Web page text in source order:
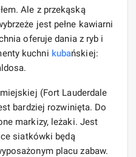
Ale z przekąską
jest pełne kawiarni
oferuje dania z ryb i
kuchni kubańskiej:
(Fort Lauderdale
bardziej rozwinięta. Do
markizy, leżaki. Jest
siatkówki będą
placu zabaw.